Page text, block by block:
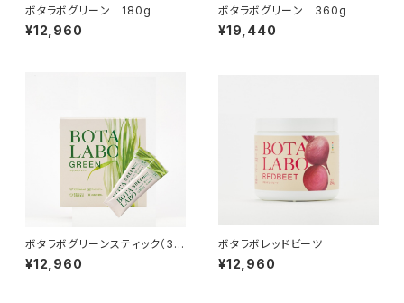
ボタラボグリーン 180g
¥12,960
ボタラボグリーン 360g
¥19,440
ボタラボグリーンスティック（30
本入り）
¥12,960
ボタラボレッドビーツ
¥12,960